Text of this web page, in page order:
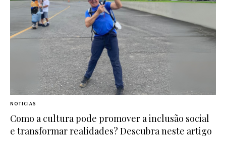
NOTICIAS
Como a cultura pode promover a inclusão social
e transformar realidades? Descubra neste artigo